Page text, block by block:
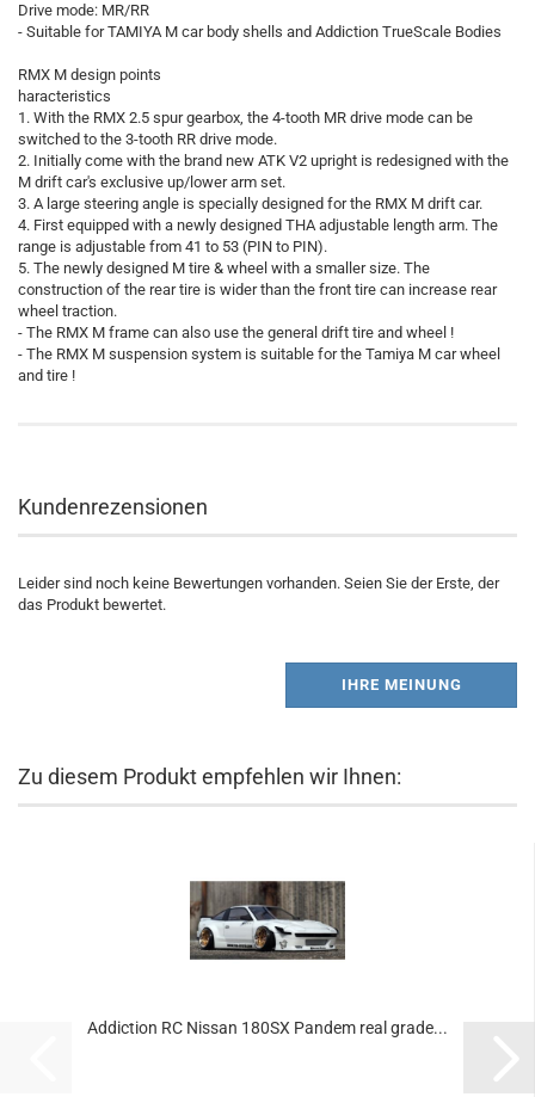
Drive mode: MR/RR
- Suitable for TAMIYA M car body shells and Addiction TrueScale Bodies
RMX M design points
haracteristics
1. With the RMX 2.5 spur gearbox, the 4-tooth MR drive mode can be
switched to the 3-tooth RR drive mode.
2. Initially come with the brand new ATK V2 upright is redesigned with the
M drift car's exclusive up/lower arm set.
3. A large steering angle is specially designed for the RMX M drift car.
4. First equipped with a newly designed THA adjustable length arm. The
range is adjustable from 41 to 53 (PIN to PIN).
5. The newly designed M tire & wheel with a smaller size. The
construction of the rear tire is wider than the front tire can increase rear
wheel traction.
- The RMX M frame can also use the general drift tire and wheel !
- The RMX M suspension system is suitable for the Tamiya M car wheel
and tire !
Kundenrezensionen
Leider sind noch keine Bewertungen vorhanden. Seien Sie der Erste, der
das Produkt bewertet.
IHRE MEINUNG
Zu diesem Produkt empfehlen wir Ihnen:
Addiction RC Nissan 180SX Pandem real grade...